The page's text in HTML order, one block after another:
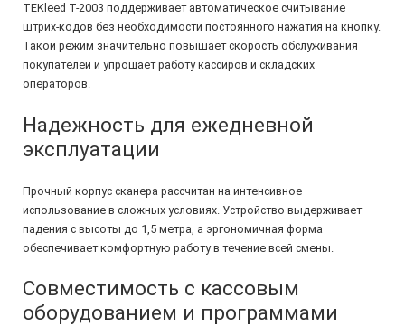
TEKleed T-2003 поддерживает автоматическое считывание
штрих-кодов без необходимости постоянного нажатия на кнопку.
Такой режим значительно повышает скорость обслуживания
покупателей и упрощает работу кассиров и складских
операторов.
Надежность для ежедневной
эксплуатации
Прочный корпус сканера рассчитан на интенсивное
использование в сложных условиях. Устройство выдерживает
падения с высоты до 1,5 метра, а эргономичная форма
обеспечивает комфортную работу в течение всей смены.
Совместимость с кассовым
оборудованием и программами